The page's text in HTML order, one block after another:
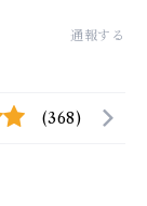
通報する
(368)